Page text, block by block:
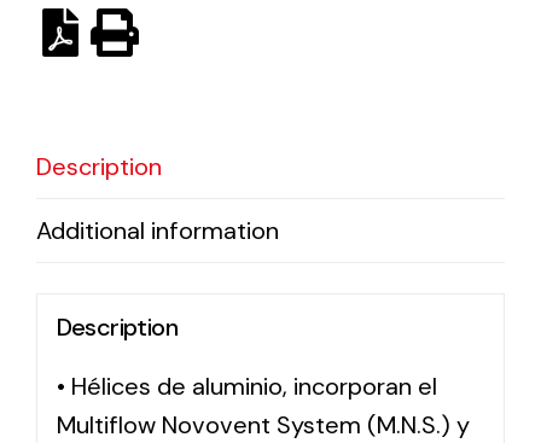
Description
Additional information
Description
• Hélices de aluminio, incorporan el
Multiflow Novovent System (M.N.S.) y